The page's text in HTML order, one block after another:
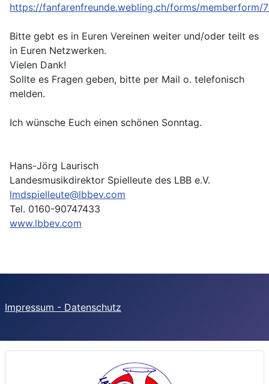
https://fanfarenfreunde.webling.ch/forms/memberform/
Bitte gebt es in Euren Vereinen weiter und/oder teilt es
in Euren Netzwerken.
Vielen Dank!
Sollte es Fragen geben, bitte per Mail o. telefonisch
melden.
Ich wünsche Euch einen schönen Sonntag.
Hans-Jörg Laurisch
Landesmusikdirektor Spielleute des LBB e.V.
lmdspielleute@lbbev.com
Tel. 0160-90747433
www.lbbev.com
Impressum - Datenschutz